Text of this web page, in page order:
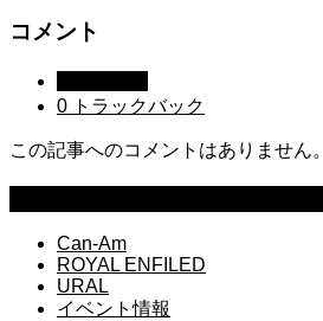
コメント
0 トラックバック
この記事へのコメントはありません。
Can-Am
ROYAL ENFILED
URAL
イベント情報